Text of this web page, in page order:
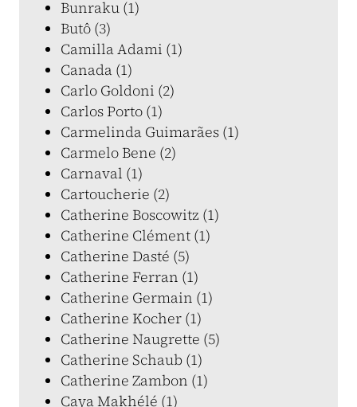
Bunraku (1)
Butô (3)
Camilla Adami (1)
Canada (1)
Carlo Goldoni (2)
Carlos Porto (1)
Carmelinda Guimarães (1)
Carmelo Bene (2)
Carnaval (1)
Cartoucherie (2)
Catherine Boscowitz (1)
Catherine Clément (1)
Catherine Dasté (5)
Catherine Ferran (1)
Catherine Germain (1)
Catherine Kocher (1)
Catherine Naugrette (5)
Catherine Schaub (1)
Catherine Zambon (1)
Caya Makhélé (1)